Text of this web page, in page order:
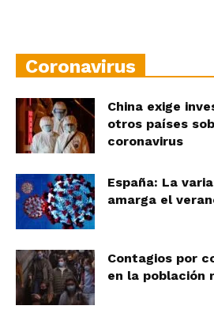
Coronavirus
China exige
otros países
coronavirus
España: La
amarga el
Contagios por
en la población